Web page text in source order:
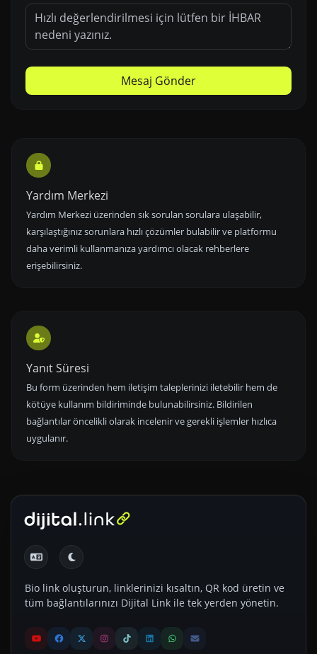
Mesaj Gönder
Yardım Merkezi
Yardım Merkezi üzerinden sık sorulan sorulara ulaşabilir,
karşılaştığınız sorunlara hızlı çözümler bulabilir ve platformu
daha verimli kullanmanıza yardımcı olacak rehberlere
erişebilirsiniz.
Yanıt Süresi
Bu form üzerinden hem iletişim taleplerinizi iletebilir hem de
kötüye kullanım bildiriminde bulunabilirsiniz. Bildirilen
bağlantılar öncelikli olarak incelenir ve gerekli işlemler hızlıca
uygulanır.
Bio link oluşturun, linklerinizi kısaltın, QR kod üretin ve
tüm bağlantılarınızı Dijital Link ile tek yerden yönetin.